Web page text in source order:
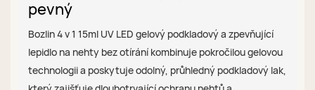
pevný
Bozlin 4 v 1 15ml UV LED gelový podkladový a zpevňující
lepidlo na nehty bez otírání kombinuje pokročilou gelovou
technologii a poskytuje odolný, průhledný podkladový lak,